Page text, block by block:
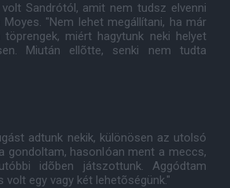
Sandrótól, amit nem tudsz elvenni
"Nem lehet megállítani, ha már
miért hagytunk neki helyet
Miután ellõtte, senki nem tudta
adtunk nekik, különösen az utolsó
gondoltam, hasonlóan ment a meccs,
idõben játszottunk. Aggódtam
volt egy vagy két lehetõségünk."